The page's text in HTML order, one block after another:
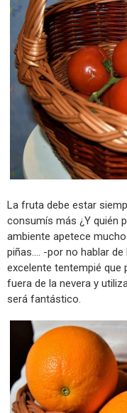
La fruta debe estar
consumís más ¿Y quién
ambiente apetece
piñas.... -por no hablar
excelente tentempié que
fuera de la nevera y
será fantástico.